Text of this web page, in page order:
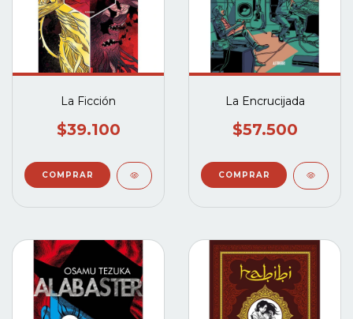
La Ficción
$39.100
La Encrucijada
$57.500